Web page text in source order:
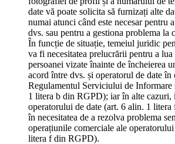
date vă poate solicita să furnizați alte
numai atunci când este necesar pentru
dvs. sau pentru a gestiona problema la
În funcție de situație, temeiul juridic
va fi necesitatea prelucrării pentru a lua
persoanei vizate înainte de încheierea
acord între dvs. și operatorul de date în
Regulamentul Serviciului de Informare
1 litera b din RGPD); iar în alte cazuri,
operatorului de date (art. 6 alin. 1
în necesitatea de a rezolva problema
operațiunile comerciale ale
litera f din RGPD).